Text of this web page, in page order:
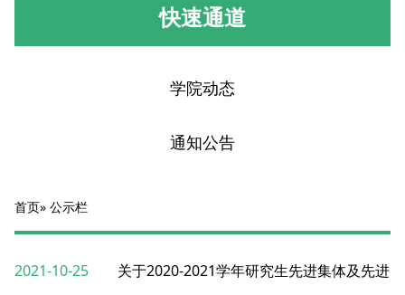
快速通道
学院动态
通知公告
首页» 公示栏
2021-10-25 关于2020-2021学年研究生先进集体及先进